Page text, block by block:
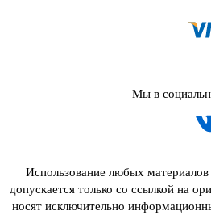
Мы в
Использование любых
допускается только со ссылкой на
носят исключительно